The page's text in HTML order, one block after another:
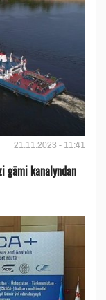
21.11.2023 - 11:41
gämi kanalyndan